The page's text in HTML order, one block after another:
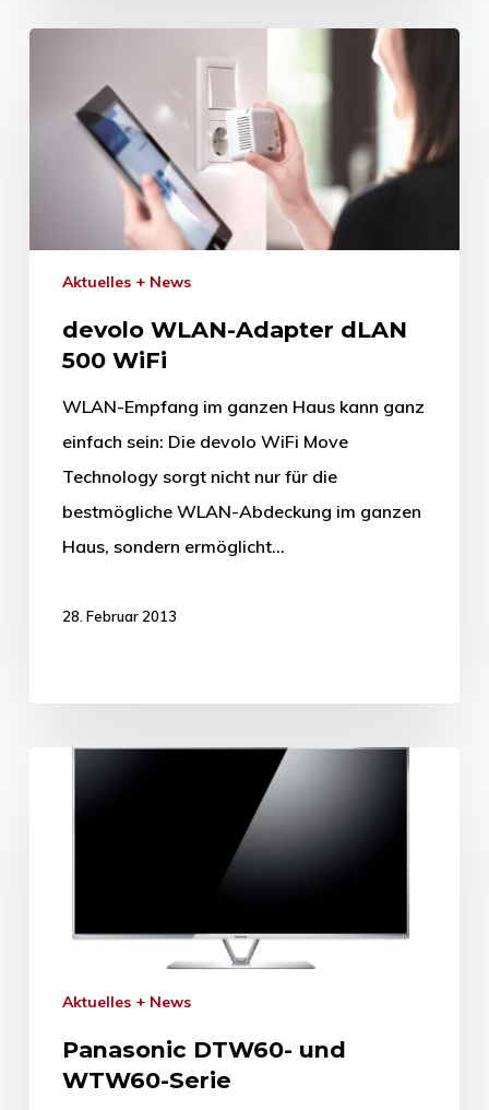
Aktuelles + News
devolo WLAN-Adapter dLAN
500 WiFi
WLAN-Empfang im ganzen Haus kann ganz
einfach sein: Die devolo WiFi Move
Technology sorgt nicht nur für die
bestmögliche WLAN-Abdeckung im ganzen
Haus, sondern ermöglicht…
28. Februar 2013
Aktuelles + News
Panasonic DTW60- und
WTW60-Serie